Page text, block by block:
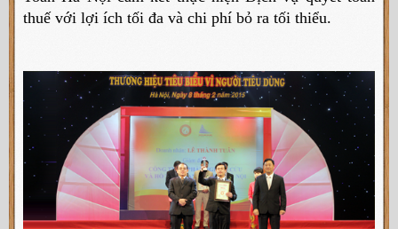
thuế với lợi ích tối đa và chi phí bỏ ra tối thiểu.